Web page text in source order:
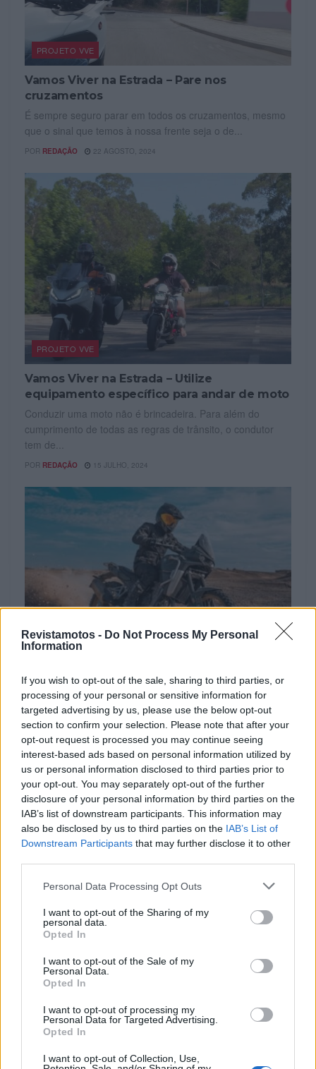
Revistamotos - Do Not Process My Personal
Information
If you wish to opt-out of the sale, sharing to third parties, or
processing of your personal or sensitive information for
targeted advertising by us, please use the below opt-out
section to confirm your selection. Please note that after your
opt-out request is processed you may continue seeing
interest-based ads based on personal information utilized by
us or personal information disclosed to third parties prior to
your opt-out. You may separately opt-out of the further
disclosure of your personal information by third parties on the
IAB’s list of downstream participants. This information may
also be disclosed by us to third parties on the IAB’s List of
Downstream Participants that may further disclose it to other
Personal Data Processing Opt Outs
I want to opt-out of the Sharing of my
personal data.
Opted In
I want to opt-out of the Sale of my
Personal Data.
Opted In
I want to opt-out of processing my
Personal Data for Targeted Advertising.
Opted In
I want to opt-out of Collection, Use,
PROJETO VVE
Vamos Viver na Estrada – Pare nos
cruzamentos
É sempre seguro parar em todos os cruzamentos, mesmo
que o sinal que temos à nossa frente seja o de...
POR REDAÇÃO 22 AGOSTO, 2024
PROJETO VVE
Vamos Viver na Estrada – Utilize
equipamento específico para andar de moto
Conduzir uma moto não é brincadeira. Para além do
cumprimento de todas as regras de trânsito, o condutor
tem de...
POR REDAÇÃO 15 JULHO, 2024
Vamos viver na estrada – Os 10 Dogmas do
melhor condutor
DOGMA (dog-ma): Princípio evidente e
indiscutível!“dogma”, in Dicionário Priberam da Língua
Portuguesa online, 2008-2024 Texto: Henrique Saraiva
Dogma nº 1....
POR REDAÇÃO 22 AGOSTO, 2024
NOTÍCIAS
Os peões são as figuras mais frágeis no
xadrez e… na estrada
Andar a pé é algo que aprendemos a partir do primeiro ano